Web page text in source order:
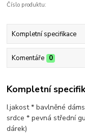
Číslo produktu:
Kompletní specifikace
Komentáře 0
Kompletní
I.jakost * bavlněné
srdce * pevná střední
dárek)